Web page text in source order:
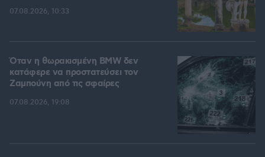
07.08.2026, 10:33
Όταν η θωρακισμένη BMW δεν
κατάφερε να προστατεύσει τον
Ζαμπούνη από τις σφαίρες
07.08.2026, 19:08